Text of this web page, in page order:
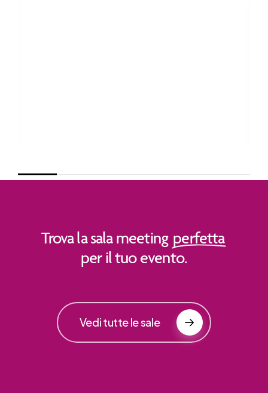
Trova la sala meeting perfetta
per il tuo evento.
Vedi tutte le sale